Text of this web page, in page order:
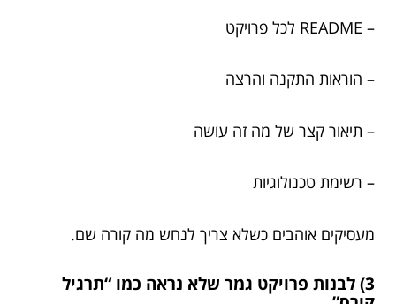
– README לכל פרויקט
– הוראות התקנה והרצה
– תיאור קצר של מה זה עושה
– רשימת טכנולוגיות
מעסיקים אוהבים כשלא צריך לנחש מה קורה שם.
3) לבנות פרויקט גמר שלא נראה כמו “תרגיל